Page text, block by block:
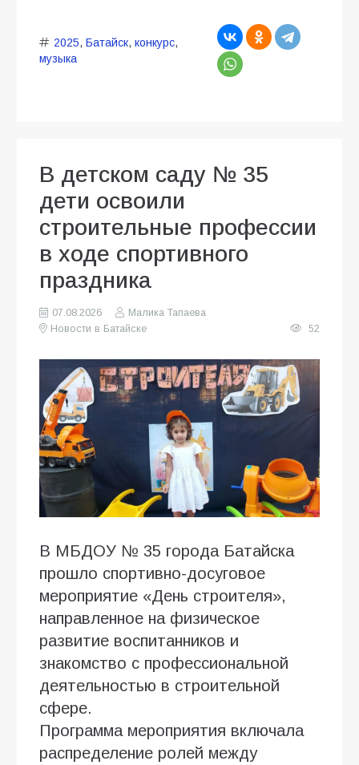
2025, Батайск, конкурс,
музыка
В детском саду № 35
дети освоили
строительные профессии
в ходе спортивного
праздника
07.08.2026
Малика Тапаева
Новости в Батайске
52
В МБДОУ № 35 города Батайска
прошло спортивно-досуговое
мероприятие «День строителя»,
направленное на физическое
развитие воспитанников и
знакомство с профессиональной
деятельностью в строительной
сфере.
Программа мероприятия включала
распределение ролей между